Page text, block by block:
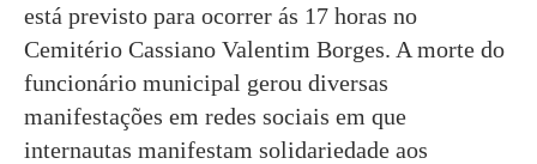
está previsto para ocorrer ás 17 horas no
Cemitério Cassiano Valentim Borges. A morte do
funcionário municipal gerou diversas
manifestações em redes sociais em que
internautas manifestam solidariedade aos